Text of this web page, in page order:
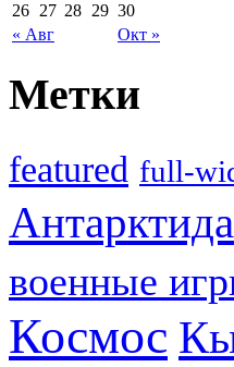
« Авг Окт »
26 27 28 29 30
Метки
featured full-
Антарктида
военные
Космос